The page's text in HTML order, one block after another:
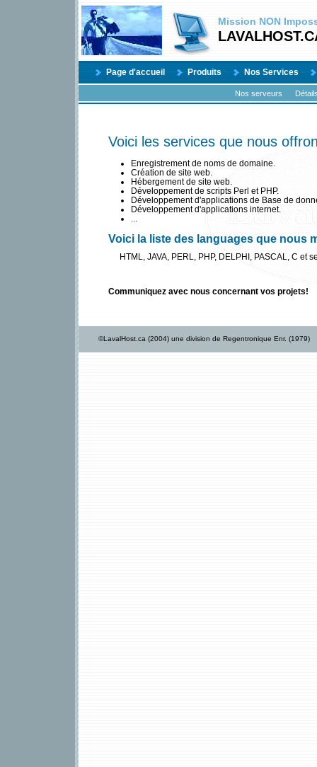
Mission NON
Page d'accueil Produits Nos Services
Nos serveurs
Voici les services que nous
Enregistrement de noms de domaine.
Création de site web.
Hébergement de site web.
Développement de scripts Perl et PHP.
Développement d'applications de Base de
Développement d'applications internet.
...
Voici la liste des languages que nous
HTML, JAVA, PERL, PHP, DELPHI, PASCAL, C
Communiquez avec nous concernant vos projets!
©LavalHost.ca (2004) une division de Regentronique Enr. (1979)